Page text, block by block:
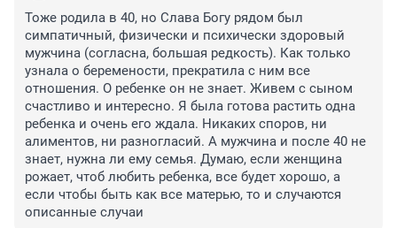
Тоже родила в 40, но Слава Богу рядом был
симпатичный, физически и психически здоровый
мужчина (согласна, большая редкость). Как только
узнала о беремености, прекратила с ним все
отношения. О ребенке он не знает. Живем с сыном
счастливо и интересно. Я была готова растить одна
ребенка и очень его ждала. Никаких споров, ни
алиментов, ни разногласий. А мужчина и после 40 не
знает, нужна ли ему семья. Думаю, если женщина
рожает, чтоб любить ребенка, все будет хорошо, а
если чтобы быть как все матерью, то и случаются
описанные случаи